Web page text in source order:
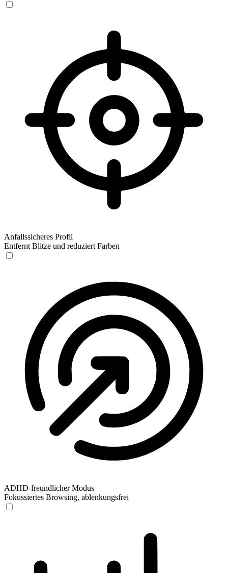
Anfallssicheres Profil
Entfernt Blitze und reduziert Farben
ADHD-freundlicher Modus
Fokussiertes Browsing, ablenkungsfrei